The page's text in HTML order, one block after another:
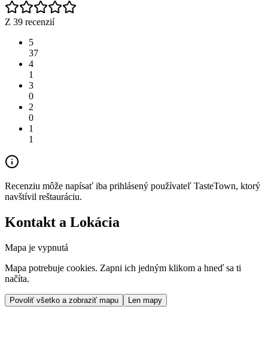
Z 39 recenzií
5
37
4
1
3
0
2
0
1
1
Recenziu môže napísať iba prihlásený používateľ TasteTown, ktorý
navštívil reštauráciu.
Kontakt a Lokácia
Mapa je vypnutá
Mapa potrebuje cookies. Zapni ich jedným klikom a hneď sa ti
načíta.
Povoliť všetko a zobraziť mapu Len mapy